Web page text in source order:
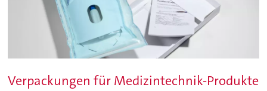
Verpackungen für Medizintechnik-Produkte